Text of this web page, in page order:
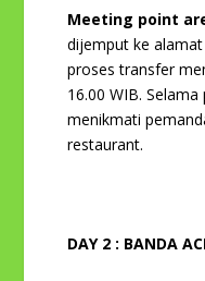
Meeting point
dijemput ke
proses transfer
16.00 WIB.
menikmati
restaurant.
DAY 2 : BANDA